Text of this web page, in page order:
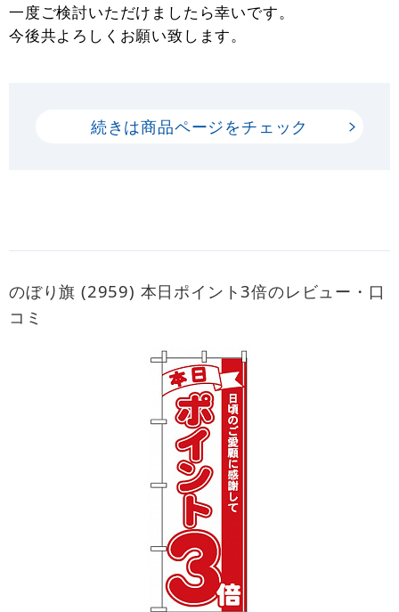
一度ご検討いただけましたら幸いです。
今後共よろしくお願い致します。
続きは商品ページをチェック
のぼり旗 (2959) 本日ポイント3倍のレビュー・口
コミ